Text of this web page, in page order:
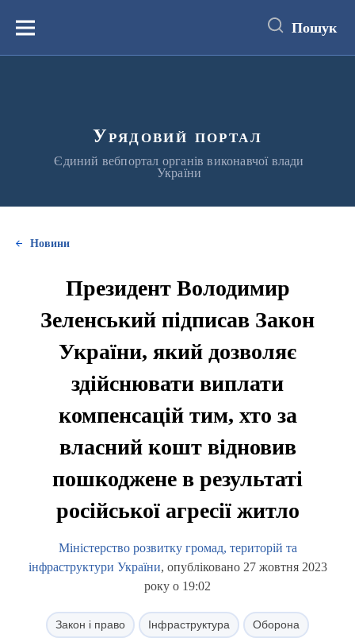
вмістуМеню Пошук
Урядовий портал
Єдиний вебпортал органів виконавчої влади
України
Новини
Президент Володимир
Зеленський підписав Закон
України, який дозволяє
здійснювати виплати
компенсацій тим, хто за
власний кошт відновив
пошкоджене в результаті
російської агресії житло
Міністерство розвитку громад, територій та
інфраструктури України, опубліковано 27 жовтня 2023
року о 19:02
Закон і право Інфраструктура Оборона